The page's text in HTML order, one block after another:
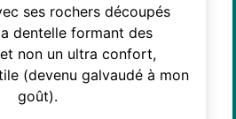
ses rochers découpés
dentelle formant des
non un ultra confort,
(devenu galvaudé à mon
goût).